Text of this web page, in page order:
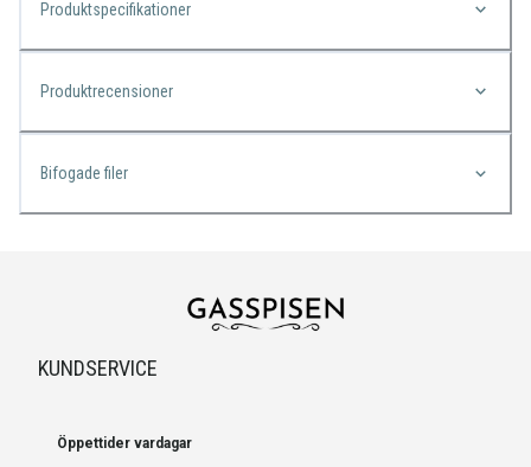
Produktspecifikationer
Produktrecensioner
Bifogade filer
KUNDSERVICE
Öppettider vardagar